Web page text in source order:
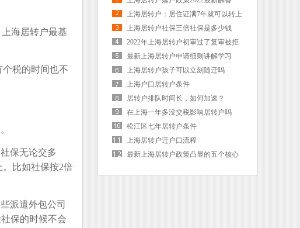
海居转户最基
税的时间也不
保无论交多
比如社保按2倍
派遣外包公司
保的时候不会
上海居转户：居住证满7年就可以转上
海户口吗？
上海居转户社保三倍社保是多少钱
2022年上海居转户初审过了复审被拒
概率0
最新上海居转户申请细则讲解学习
上海居转户孩子可以立刻随迁吗
上海户口居转户条件
居转户排队时间长，如何加速？
在上海一年多没交税影响居转户吗
松江区七年居转户条件
上海居转户迁户口流程
最新上海居转户政策凸显的五个核心